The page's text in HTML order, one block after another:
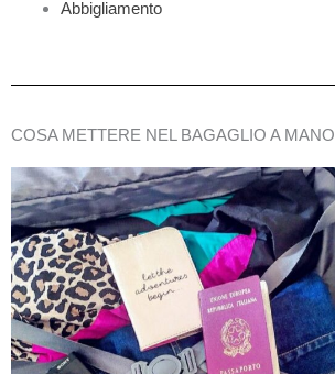
Abbigliamento
COSA METTERE NEL BAGAGLIO A MANO